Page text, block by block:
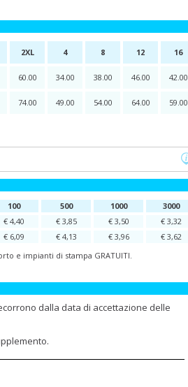
2XL 4 8 12 16
60.00 34.00 38.00 46.00 42.00
74.00 49.00 54.00 64.00 59.00
100 500 1000
3000
€ 4,40 € 3,85 € 3,50
€ 3,32
€ 6,09 € 4,13 € 3,96
€ 3,62
e impianti di stampa GRATUITI.
dalla data di accettazione delle